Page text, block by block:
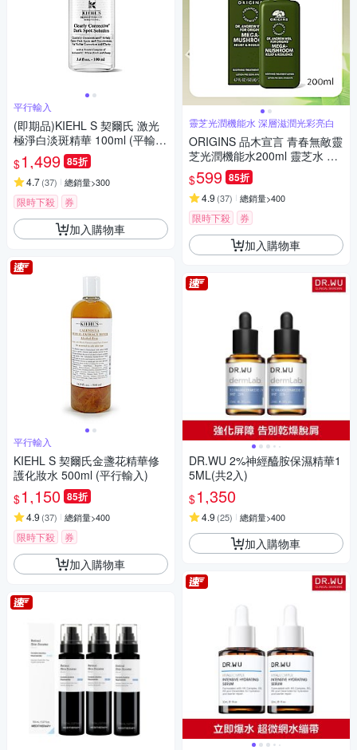
平行輸入
(即期品)KIEHL S 契爾氏 激光
極淨白淡斑精華 100ml (平輸)
效期至20270501
$1,499 85折
4.7(37) 總銷量>300
限時下殺 券
加入購物車
平行輸入
KIEHL S 契爾氏金盞花精華修
護化妝水 500ml (平行輸入)
$1,150 85折
4.9 (37) 總銷量>400
限時下殺 券
加入購物車
靈芝光潤機能水 深層滋潤光彩亮白
ORIGINS 品木宣言 青春無敵靈
芝光潤機能水200ml 靈芝水 國
際航空版
$599 85折
4.9 (37) 總銷量>400
限時下殺 券
加入購物車
DR.WU 2%神經醯胺保濕精華1
5ML(共2入)
$1,350
4.9 (25) 總銷量>400
加入購物車